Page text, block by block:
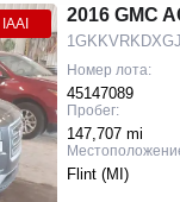
IAAI 2016 GMC
Номер лота:
45147089
Пробег:
147,707 mi
Flint (MI)